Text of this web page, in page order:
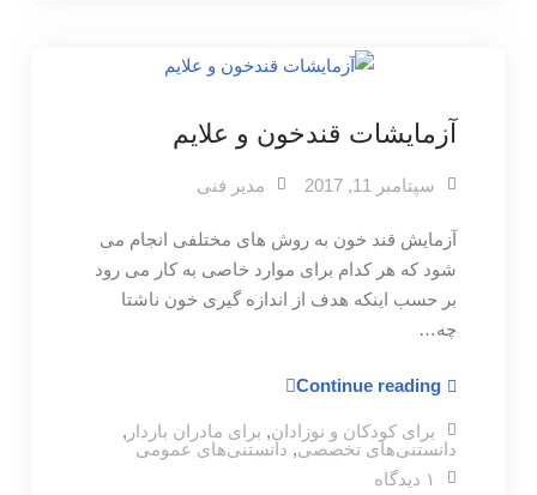
جدول
آزمایشات قند‌خون و علایم
سپتامبر 11, 2017 مدیر فنی
آزمایش قند خون به روش های مختلفی انجام می
شود که هر کدام برای موارد خاصی به کار می رود
بر حسب اینکه هدف از اندازه گیری خون ناشتا
چه…
Continue reading
آزمایشات
و
علایم
برای کودکان و نوزادان, برای مادران باردار ,
دانستنی‌های تخصصی, دانستنی‌های عمومی
۱ دیدگاه
برای